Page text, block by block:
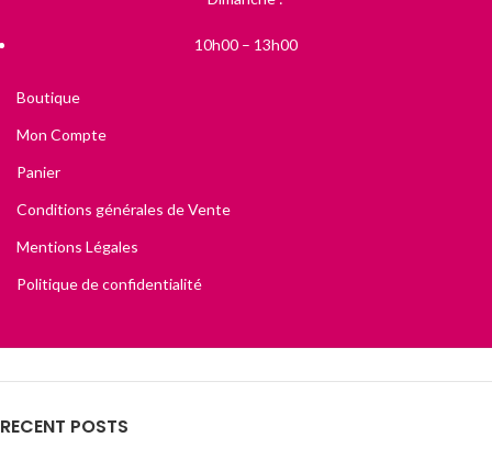
10h00 – 13h00
Boutique
Mon Compte
Panier
Conditions générales de Vente
Mentions Légales
Politique de confidentialité
RECENT POSTS